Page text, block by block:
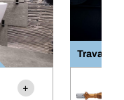
+
Travail